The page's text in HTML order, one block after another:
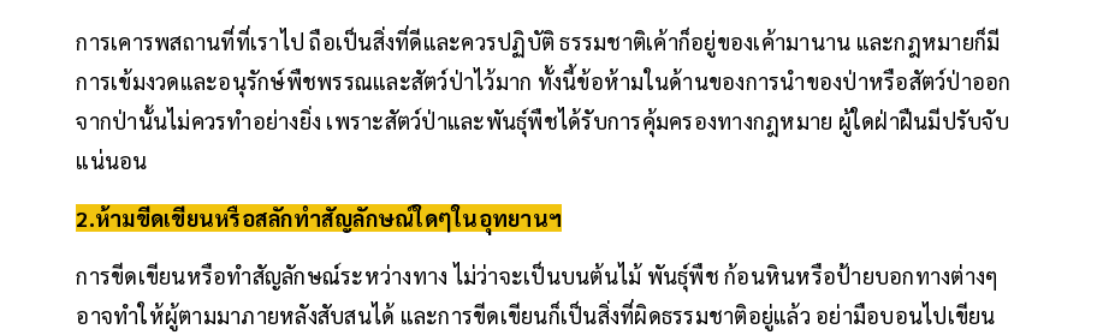
การเคารพสถานที่ที่เราไป ถือเป็นสิ่งที่ดีและควรปฏิบัติ ธรรมชาติเค้าก็อยู่ของเค้ามานาน และกฎหมายก็มี
การเข้มงวดและอนุรักษ์พืชพรรณและสัตว์ป่าไว้มาก ทั้งนี้ข้อห้ามในด้านของการนำของป่าหรือสัตว์ป่าออก
จากป่านั้นไม่ควรทำอย่างยิ่ง เพราะสัตว์ป่าและพันธุ์พืชได้รับการคุ้มครองทางกฎหมาย ผู้ใดฝ่าฝืนมีปรับจับ
แน่นอน
2.ห้ามขีดเขียนหรือสลักทำสัญลักษณ์ใดๆในอุทยานฯ
การขีดเขียนหรือทำสัญลักษณ์ระหว่างทาง ไม่ว่าจะเป็นบนต้นไม้ พันธุ์พืช ก้อนหินหรือป้ายบอกทางต่างๆ
อาจทำให้ผู้ตามมาภายหลังสับสนได้ และการขีดเขียนก็เป็นสิ่งที่ผิดธรรมชาติอยู่แล้ว อย่ามือบอนไปเขียน